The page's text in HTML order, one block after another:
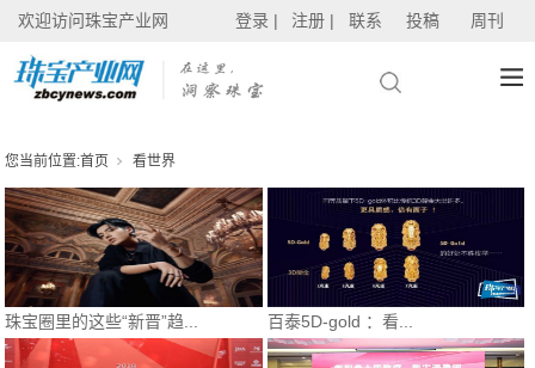
欢迎访问珠宝产业网 登录 | 注册 | 联系 投稿 周刊
您当前位置:首页 看世界
珠宝圈里的这些“新晋”趋... 百泰5D-gold ：看...